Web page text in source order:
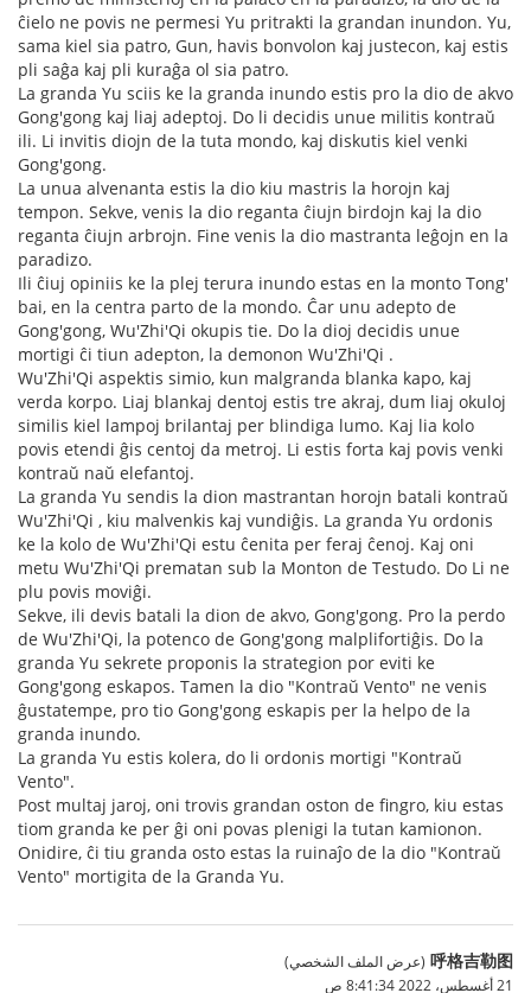
ĉielo ne povis ne permesi Yu pritrakti la grandan inundon. Yu,
sama kiel sia patro, Gun, havis bonvolon kaj justecon, kaj estis
pli saĝa kaj pli kuraĝa ol sia patro.
La granda Yu sciis ke la granda inundo estis pro la dio de akvo
Gong'gong kaj liaj adeptoj. Do li decidis unue militis kontraŭ
ili. Li invitis diojn de la tuta mondo, kaj diskutis kiel venki
Gong'gong.
La unua alvenanta estis la dio kiu mastris la horojn kaj
tempon. Sekve, venis la dio reganta ĉiujn birdojn kaj la dio
reganta ĉiujn arbrojn. Fine venis la dio mastranta leĝojn en la
paradizo.
Ili ĉiuj opiniis ke la plej terura inundo estas en la monto Tong'
bai, en la centra parto de la mondo. Ĉar unu adepto de
Gong'gong, Wu'Zhi'Qi okupis tie. Do la dioj decidis unue
mortigi ĉi tiun adepton, la demonon Wu'Zhi'Qi .
Wu'Zhi'Qi aspektis simio, kun malgranda blanka kapo, kaj
verda korpo. Liaj blankaj dentoj estis tre akraj, dum liaj okuloj
similis kiel lampoj brilantaj per blindiga lumo. Kaj lia kolo
povis etendi ĝis centoj da metroj. Li estis forta kaj povis venki
kontraŭ naŭ elefantoj.
La granda Yu sendis la dion mastrantan horojn batali kontraŭ
Wu'Zhi'Qi , kiu malvenkis kaj vundiĝis. La granda Yu ordonis
ke la kolo de Wu'Zhi'Qi estu ĉenita per feraj ĉenoj. Kaj oni
metu Wu'Zhi'Qi prematan sub la Monton de Testudo. Do Li ne
plu povis moviĝi.
Sekve, ili devis batali la dion de akvo, Gong'gong. Pro la perdo
de Wu'Zhi'Qi, la potenco de Gong'gong malplifortiĝis. Do la
granda Yu sekrete proponis la strategion por eviti ke
Gong'gong eskapos. Tamen la dio "Kontraŭ Vento" ne venis
ĝustatempe, pro tio Gong'gong eskapis per la helpo de la
granda inundo.
La granda Yu estis kolera, do li ordonis mortigi "Kontraŭ
Vento".
Post multaj jaroj, oni trovis grandan oston de fingro, kiu estas
tiom granda ke per ĝi oni povas plenigi la tutan kamionon.
Onidire, ĉi tiu granda osto estas la ruinaĵo de la dio "Kontraŭ
Vento" mortigita de la Granda Yu.
呼格吉勒图 (عرض الملف الشخصي)
21 أغسطس، 2022 8:41:34 ص